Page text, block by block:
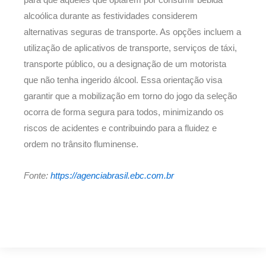
alcoólica durante as festividades considerem
alternativas seguras de transporte. As opções incluem a
utilização de aplicativos de transporte, serviços de táxi,
transporte público, ou a designação de um motorista
que não tenha ingerido álcool. Essa orientação visa
garantir que a mobilização em torno do jogo da seleção
ocorra de forma segura para todos, minimizando os
riscos de acidentes e contribuindo para a fluidez e
ordem no trânsito fluminense.
Fonte: https://agenciabrasil.ebc.com.br